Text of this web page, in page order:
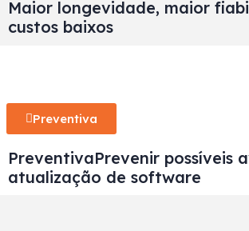
Maior longevidade, maior
custos baixos
Preventiva
PreventivaPrevenir possíveis
atualização de software